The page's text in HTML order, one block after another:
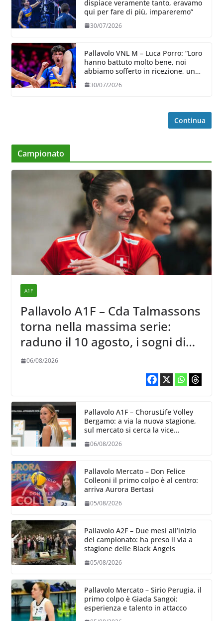
dispiace veramente tanto, eravamo
qui per fare di più, impareremo”
30/07/2026
Pallavolo VNL M – Luca Porro: “Loro
hanno battuto molto bene, noi
abbiamo sofferto in ricezione, uno
30/07/2026
Continua
Campionato
A1F
Pallavolo A1F – Cda Talmassons
torna nella massima serie:
raduno il 10 agosto, i sogni di
salvezza di Julie Lengweiler,
06/08/2026
Pallavolo A1F – ChorusLife Volley
Bergamo: a via la nuova stagione,
sul mercato si cerca la vice
06/08/2026
Pallavolo Mercato – Don Felice
Colleoni il primo colpo è al centro:
arriva Aurora Bertasi
05/08/2026
Pallavolo A2F – Due mesi all’inizio
del campionato: ha preso il via a
stagione delle Black Angels
05/08/2026
Pallavolo Mercato – Sirio Perugia, il
primo colpo è Giada Sangoi:
esperienza e talento in attacco